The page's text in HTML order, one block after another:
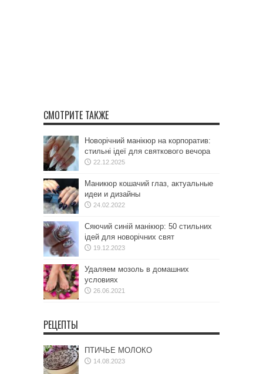
СМОТРИТЕ ТАКЖЕ
Новорічний манікюр на корпоратив:
стильні ідеї для святкового вечора
22.12.2025
Маникюр кошачий глаз, актуальные
идеи и дизайны
24.02.2022
Сяючий синій манікюр: 50 стильних
ідей для новорічних свят
19.12.2023
Удаляем мозоль в домашних
условиях
26.06.2021
РЕЦЕПТЫ
ПТИЧЬЕ МОЛОКО
14.08.2023